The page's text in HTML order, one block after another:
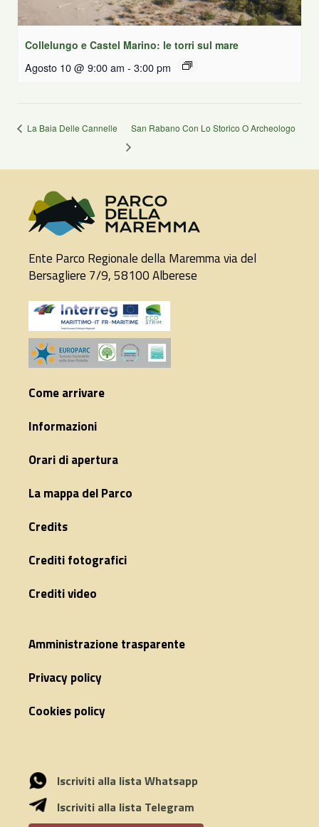
Collelungo e Castel Marino: le torri sul mare
Agosto 10 @ 9:00 am - 3:00 pm
La Baia Delle Cannelle San Rabano Con Lo Storico O Archeologo
Ente Parco Regionale della Maremma via del
Bersagliere 7/9, 58100 Alberese
Come arrivare
Informazioni
Orari di apertura
La mappa del Parco
Credits
Crediti fotografici
Crediti video
Amministrazione trasparente
Privacy policy
Cookies policy
Iscriviti alla lista Whatsapp
Iscriviti alla lista Telegram